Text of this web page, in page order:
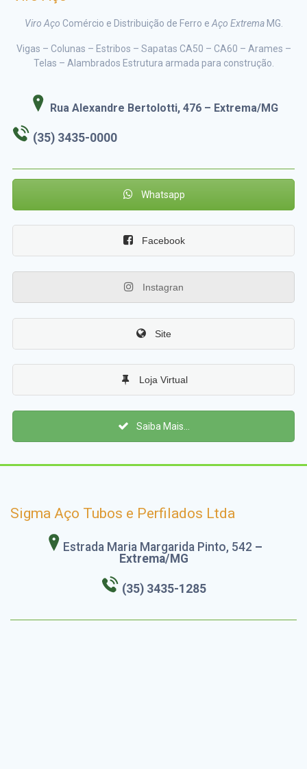
Viro Aço Comércio e Distribuição de Ferro e Aço ExtremaMG.
Vigas – Colunas – Estribos – Sapatas CA50 – CA60 – Arames –
Telas – Alambrados Estrutura armada para construção.
Rua Alexandre Bertolotti, 476 – Extrema/MG
(35) 3435-0000
Whatsapp
Facebook
Instagran
Site
Loja Virtual
Saiba Mais...
Sigma Aço Tubos e Perfilados Ltda
Estrada Maria Margarida Pinto, 542 –
Extrema/MG
(35) 3435-1285